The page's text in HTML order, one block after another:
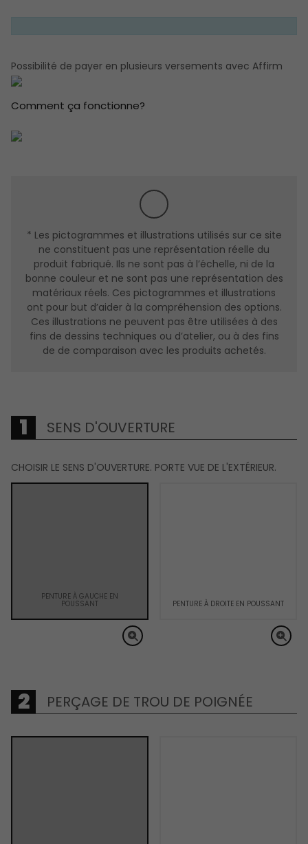
Cadre en pin jointé 1 1/2" ( Profondeur standard 7 ¼" )
Revêtement PVC intérieur.
SYSTÈME D'ÉTANCHÉITÉ
serrure) = c/f magétique + c/f polyflex + c/f schlagel
sur cap de porte très efficace contre les infiltrations
LE SEUIL
Système de seuil avec bris thermique très efficace contre
le transfert de chaleur et l’infiltration d’eau conforme aux
nouvelles normes du code du bâtiment.
Possibilité de payer en plusieurs versements avec Affirm
Comment ça fonctionne?
* Les pictogrammes et illustrations utilisés sur ce site
ne constituent pas une représentation réelle du
produit fabriqué. Ils ne sont pas à l’échelle, ni de la
bonne couleur et ne sont pas une représentation des
matériaux réels. Ces pictogrammes et illustrations
ont pour but d’aider à la compréhension des options.
Ces illustrations ne peuvent pas être utilisées à des
fins de dessins techniques ou d’atelier, ou à des fins
de de comparaison avec les produits achetés.
SENS D'OUVERTURE
CHOISIR LE SENS D'OUVERTURE. PORTE VUE DE L'EXTÉRIEUR.
PENTURE À GAUCHE EN
POUSSANT PENTURE À DROITE EN POUSSANT
PERÇAGE DE TROU DE POIGNÉE